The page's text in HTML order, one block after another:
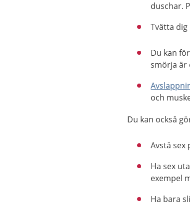
duschar.
Tvätta
Du kan
smörja är
och
Du kan också
Avstå sex
Ha sex
exempel
Ha bara